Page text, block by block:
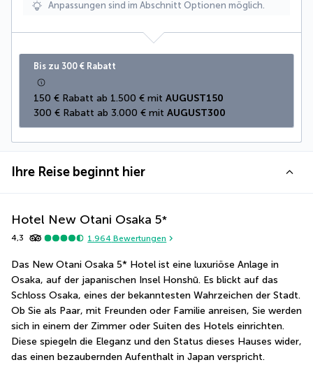
Anpassungen sind im Abschnitt Optionen möglich.
Bis zu 300 € Rabatt
150 € Rabatt ab 1.500 € mit AUGUST150
300 € Rabatt ab 3.000 € mit AUGUST300
Ihre Reise beginnt hier
Hotel New Otani Osaka 5*
4,3 1.964 Bewertungen
Das New Otani Osaka 5* Hotel ist eine luxuriöse Anlage in
Osaka, auf der japanischen Insel Honshū. Es blickt auf das
Schloss Osaka, eines der bekanntesten Wahrzeichen der Stadt.
Ob Sie als Paar, mit Freunden oder Familie anreisen, Sie werden
sich in einem der Zimmer oder Suiten des Hotels einrichten.
Diese spiegeln die Eleganz und den Status dieses Hauses wider,
das einen bezaubernden Aufenthalt in Japan verspricht.